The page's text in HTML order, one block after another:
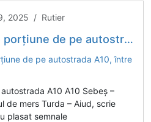
2025 / Rutier
autostrada A10, între Turda și Aiud
A10 A10 Sebeș –
de mers Turda – Aiud, scrie
plasat semnale